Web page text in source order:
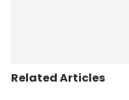
Related Articles